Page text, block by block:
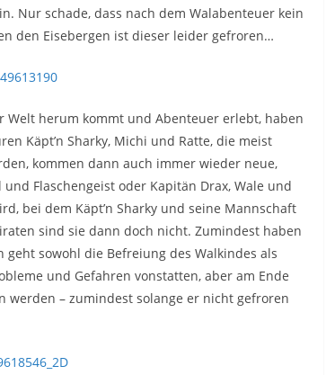
Nur schade, dass nach dem Walabenteuer kein
den Eisebergen ist dieser leider gefroren…
Welt herum kommt und Abenteuer erlebt, haben
Käpt’n Sharky, Michi und Ratte, die meist
kommen dann auch immer wieder neue,
Flaschengeist oder Kapitän Drax, Wale und
bei dem Käpt’n Sharky und seine Mannschaft
sind sie dann doch nicht. Zumindest haben
sowohl die Befreiung des Walkindes als
und Gefahren vonstatten, aber am Ende
werden – zumindest solange er nicht gefroren